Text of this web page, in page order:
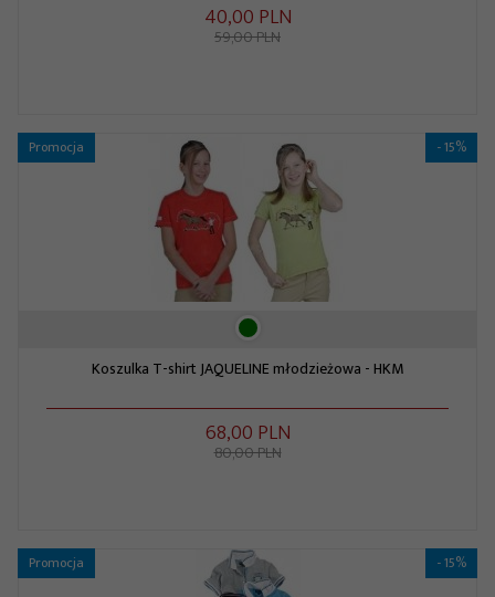
40,00 PLN
59,00 PLN
Promocja - 15%
Koszulka T-shirt JAQUELINE młodzieżowa - HKM
68,00 PLN
80,00 PLN
Promocja - 15%